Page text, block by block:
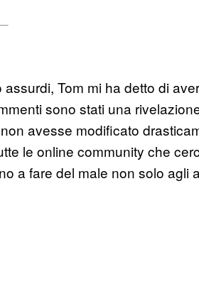
Tom mi ha detto di
sono stati una
avesse modificato
le online community che
a fare del male non solo agli